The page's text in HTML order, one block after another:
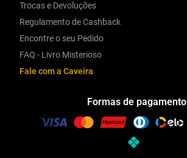
Trocas e Devoluções
Regulamento de Cashback
Encontre o seu Pedido
FAQ - Livro Misterioso
Fale com a Caveira
Formas de pagamento